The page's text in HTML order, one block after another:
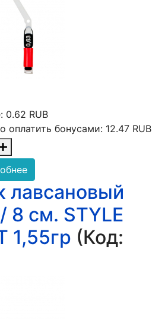
0.62 RUB
оплатить бонусами: 12.47 RUB
лавсановый
8 см. STYLE
1,55гр (Код: